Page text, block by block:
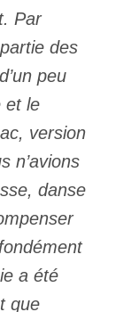
Par
des
peu
et le
version
n’avions
danse
a été
que